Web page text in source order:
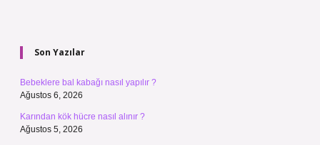
Son Yazılar
Bebeklere bal kabağı nasıl yapılır ?
Ağustos 6, 2026
Karından kök hücre nasıl alınır ?
Ağustos 5, 2026